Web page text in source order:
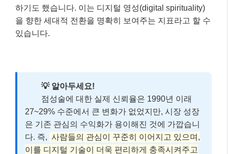
하기도 했습니다. 이는 디지털 영성(digital spirituality)
을 향한 세대적 전환을 명확히 보여주는 지표라고 할 수
있습니다.
💡 알아두세요!
점성술에 대한 실제 신뢰율은 1990년 이래
27~29% 수준에서 큰 변화가 없었지만, 시장 성장
은 기존 관심의 수익화가 용이해진 것에 가깝습니
다. 즉, 사람들의 관심이 꾸준히 이어지고 있으며,
이를 디지털 기술이 더욱 편리하게 충족시켜주고